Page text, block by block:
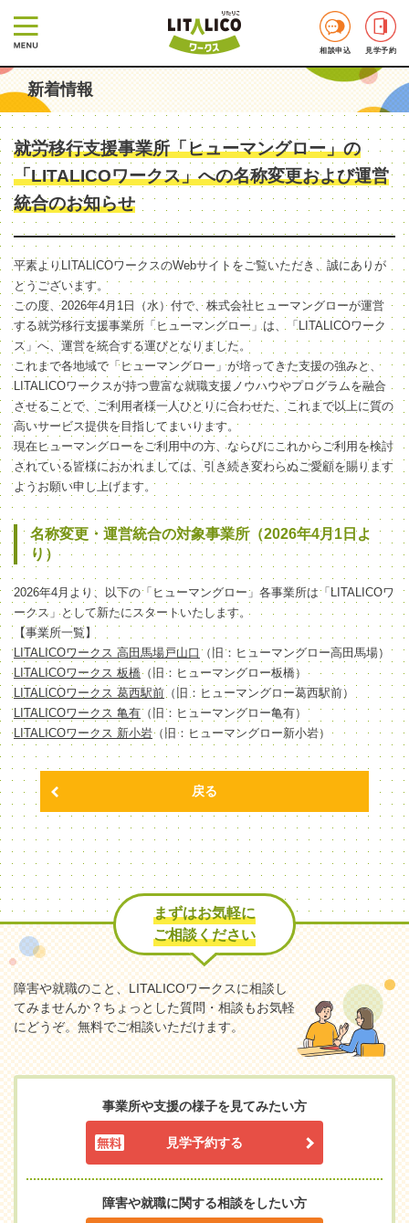
相談申込 見学予約
新着情報
就労移行支援事業所「ヒューマングロー」の
「LITALICOワークス」への名称変更および運営
統合のお知らせ
平素よりLITALICOワークスのWebサイトをご覧いただき、誠にありが
とうございます。
この度、2026年4月1日（水）付で、株式会社ヒューマングローが運営
する就労移行支援事業所「ヒューマングロー」は、「LITALICOワーク
ス」へ、運営を統合する運びとなりました。
これまで各地域で「ヒューマングロー」が培ってきた支援の強みと、
LITALICOワークスが持つ豊富な就職支援ノウハウやプログラムを融合
させることで、ご利用者様一人ひとりに合わせた、これまで以上に質の
高いサービス提供を目指してまいります。
現在ヒューマングローをご利用中の方、ならびにこれからご利用を検討
されている皆様におかれましては、引き続き変わらぬご愛顧を賜ります
ようお願い申し上げます。
名称変更・運営統合の対象事業所（2026年4月1日よ
り）
2026年4月より、以下の「ヒューマングロー」各事業所は「LITALICOワ
ークス」として新たにスタートいたします。
【事業所一覧】
LITALICOワークス 高田馬場戸山口 （旧：ヒューマングロー高田馬場）
LITALICOワークス 板橋（旧：ヒューマングロー板橋）
LITALICOワークス 葛西駅前 （旧：ヒューマングロー葛西駅前）
LITALICOワークス 亀有（旧：ヒューマングロー亀有）
LITALICOワークス 新小岩（旧：ヒューマングロー新小岩）
戻る
まずはお気軽に
ご相談ください
障害や就職のこと、LITALICOワークスに相談し
てみませんか？ちょっとした質問・相談もお気軽
にどうぞ。無料でご相談いただけます。
事業所や支援の様子を見てみたい方
見学予約する
障害や就職に関する相談をしたい方